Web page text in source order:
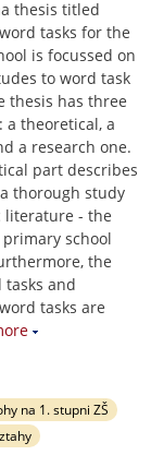
thesis titled
tasks for the
is focussed on
to word task
thesis has three
a theoretical, a
a research one.
part describes
thorough study
literature - the
school
the
and
tasks are
na 1. stupni ZŠ